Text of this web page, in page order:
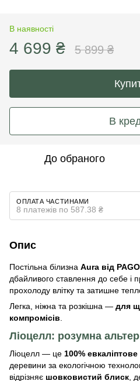
В наявності
4 699 ₴ 5 899 ₴
В
До обраного
ОПЛАТА ЧАСТИНАМИ
8 платежів по 587.38 ₴
Опис
Постільна білизна Aura від
дбайливого ставлення до себе і
прохолоду влітку та затишне
Легка, ніжна та розкішна — для
компромісів
Ліоцелл: розумна
Ліоцелл — це 100%
деревини за екологічною
відрізняє шовковистий блиск ,